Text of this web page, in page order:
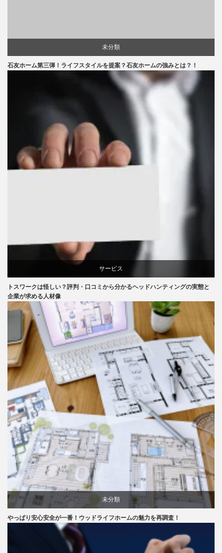
未分類
石友ホーム第三弾！ライフスタイルを提案？石友ホームの強みとは？！
サービス
トスワークは怪しい？評判・口コミから分かるヘッドハンティングの実態と
企業が求める人材像
未分類
やっぱり安心安全が一番！ウッドライフホームの魅力を再調査！